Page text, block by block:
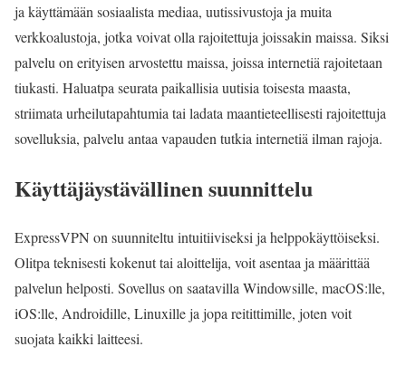
ja käyttämään sosiaalista mediaa, uutissivustoja ja muita
verkkoalustoja, jotka voivat olla rajoitettuja joissakin maissa. Siksi
palvelu on erityisen arvostettu maissa, joissa internetiä rajoitetaan
tiukasti. Haluatpa seurata paikallisia uutisia toisesta maasta,
striimata urheilutapahtumia tai ladata maantieteellisesti rajoitettuja
sovelluksia, palvelu antaa vapauden tutkia internetiä ilman rajoja.
Käyttäjäystävällinen suunnittelu
ExpressVPN on suunniteltu intuitiiviseksi ja helppokäyttöiseksi.
Olitpa teknisesti kokenut tai aloittelija, voit asentaa ja määrittää
palvelun helposti. Sovellus on saatavilla Windowsille, macOS:lle,
iOS:lle, Androidille, Linuxille ja jopa reitittimille, joten voit
suojata kaikki laitteesi.